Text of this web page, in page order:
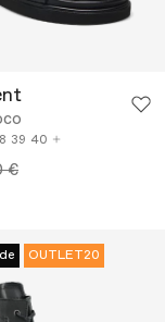
39 40
€
OUTLET20